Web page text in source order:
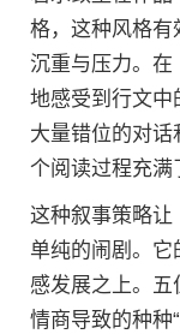
格，这种风格有
沉重与压力。
地感受到行文中
大量错位的对
个阅读过程充满
这种叙事策略让
单纯的闹剧。它
感发展之上。
情商导致的种种